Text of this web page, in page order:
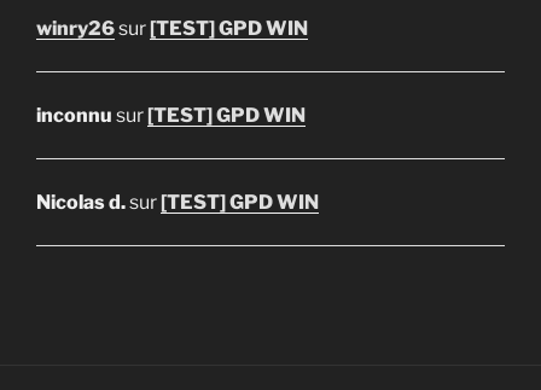
winry26sur[TEST] GPD WIN
inconnu sur[TEST] GPD WIN
Nicolas d.sur[TEST] GPD WIN